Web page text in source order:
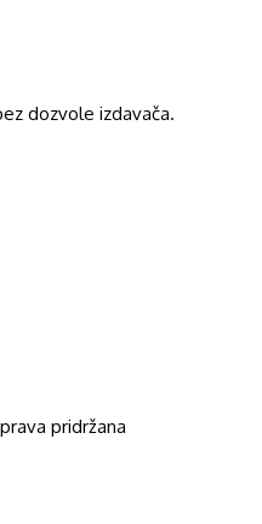
dozvole izdavača.
pridržana